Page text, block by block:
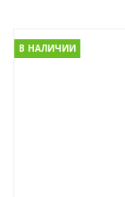
В НАЛИЧИИ